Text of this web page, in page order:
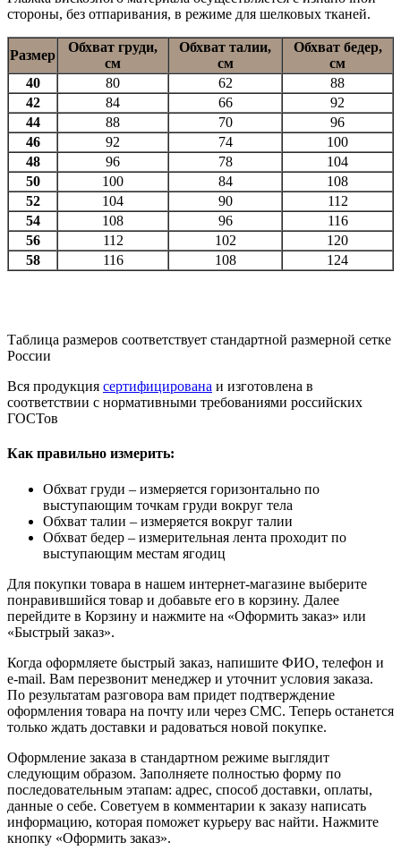
стороны, без отпаривания, в режиме для шелковых тканей.
Размер
Обхват груди,
см
Обхват талии,
см
Обхват бедер,
см
40
80 62
88
42
84 66
92
44
88 70
96
46
92 74
100
48
96 78
104
50
100 84
108
52
104 90
112
54
108 96
116
56
112 102
120
58
116 108 124
Таблица размеров соответствует стандартной размерной сетке
России
Вся продукция сертифицирована и изготовлена в
соответствии с нормативными требованиями российских
ГОСТов
Как правильно измерить:
Обхват груди – измеряется горизонтально по
выступающим точкам груди вокруг тела
Обхват талии – измеряется вокруг талии
Обхват бедер – измерительная лента проходит по
выступающим местам ягодиц
Для покупки товара в нашем интернет-магазине выберите
понравившийся товар и добавьте его в корзину. Далее
перейдите в Корзину и нажмите на «Оформить заказ» или
«Быстрый заказ».
Когда оформляете быстрый заказ, напишите ФИО, телефон и
e-mail. Вам перезвонит менеджер и уточнит условия заказа.
По результатам разговора вам придет подтверждение
оформления товара на почту или через СМС. Теперь останется
только ждать доставки и радоваться новой покупке.
Оформление заказа в стандартном режиме выглядит
следующим образом. Заполняете полностью форму по
последовательным этапам: адрес, способ доставки, оплаты,
данные о себе. Советуем в комментарии к заказу написать
информацию, которая поможет курьеру вас найти. Нажмите
кнопку «Оформить заказ».